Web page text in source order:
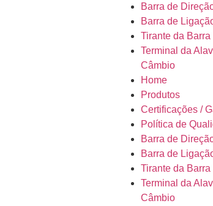
Barra de
Barra de
Tirante da
Terminal da
Câmbio
Home
Produtos
Certificações /
Política de
Barra de
Barra de
Tirante da
Terminal da
Câmbio